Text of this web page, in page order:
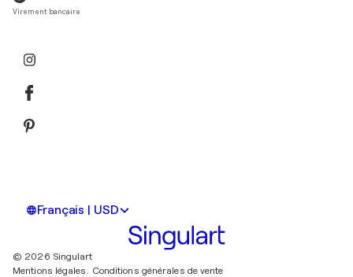
Virement bancaire
Français | USD
© 2026 Singulart
Mentions légales. Conditions générales de vente